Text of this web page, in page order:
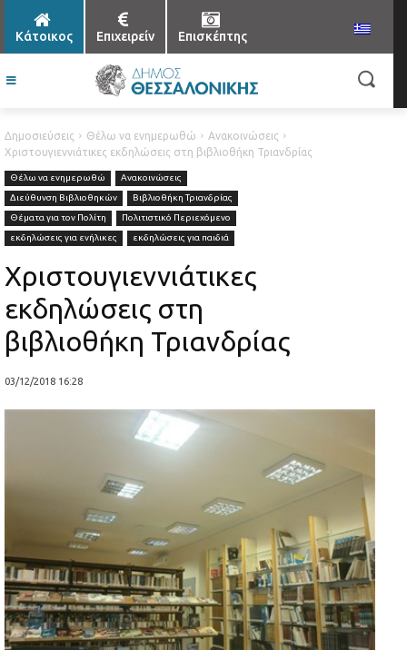
Κάτοικος Επιχειρείν Επισκέπτης
Δημοσιεύσεις Θέλω να ενημερωθώ
Ανακοινώσεις
Χριστουγιεννιάτικες εκδηλώσεις στη βιβλιοθήκη Τριανδρίας
Θέλω να ενημερωθώ
Ανακοινώσεις
Διεύθυνση Βιβλιοθηκών
Βιβλιοθήκη Τριανδρίας
Θέματα για τον Πολίτη
Πολιτιστικό Περιεχόμενο
εκδηλώσεις για ενήλικες
εκδηλώσεις για παιδιά
Χριστουγιεννιάτικες
εκδηλώσεις στη
βιβλιοθήκη Τριανδρίας
03/12/2018 16:28